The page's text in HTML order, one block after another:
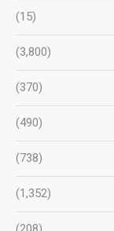
(15)
(3,800)
(370)
(490)
(738)
(1,352)